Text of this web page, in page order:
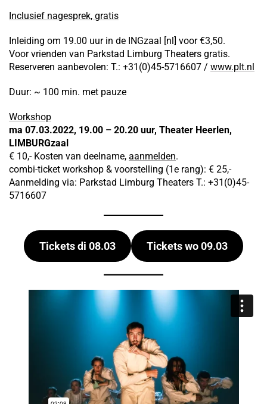
Inclusief nagesprek, gratis
Inleiding om 19.00 uur in de INGzaal [nl] voor €3,50.
Voor vrienden van Parkstad Limburg Theaters gratis.
Reserveren aanbevolen: T.: +31(0)45-5716607 / www.plt.nl
Duur: ~ 100 min. met pauze
Workshop
ma 07.03.2022, 19.00 – 20.20 uur, Theater Heerlen,
LIMBURGzaal
€ 10,- Kosten van deelname, aanmelden.
combi-ticket workshop & voorstelling (1e rang): € 25,-
Aanmelding via: Parkstad Limburg Theaters T.: +31(0)45-
5716607
Tickets di 08.03 Tickets wo 09.03